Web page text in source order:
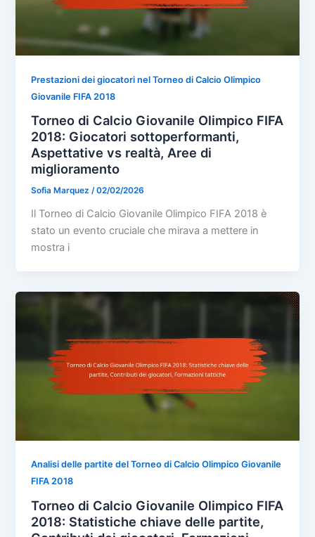
Prestazioni dei giocatori nel Torneo di Calcio Olimpico
Giovanile FIFA 2018
Torneo di Calcio Giovanile Olimpico FIFA
2018: Giocatori sottoperformanti,
Aspettative vs realtà, Aree di
miglioramento
Sofia Marquez/02/02/2026
Il Torneo di Calcio Giovanile Olimpico FIFA 2018 è
stato un evento cruciale che mirava a mettere in
mostra i
Analisi delle partite del Torneo di Calcio Olimpico Giovanile
FIFA 2018
Torneo di Calcio Giovanile Olimpico FIFA
2018: Statistiche chiave delle partite,